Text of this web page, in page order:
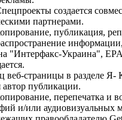
создается
партнерами.
публикация,
"Интерфакс-Украина",
веб-страницы в разделе Я-
автор публикации.
перепечатка и
и/или аудиовизуальных